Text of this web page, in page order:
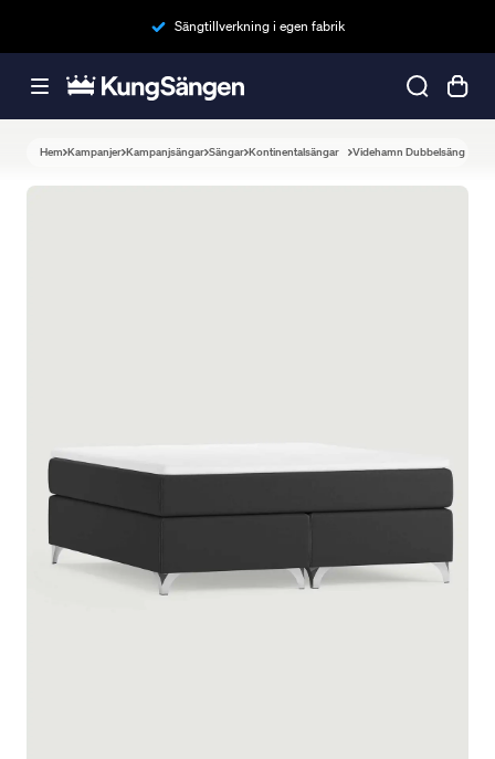
Sängtillverkning i egen fabrik
Hem Kampanjer Kampanjsängar Sängar Kontinentalsängar Videhamn Dubbelsäng